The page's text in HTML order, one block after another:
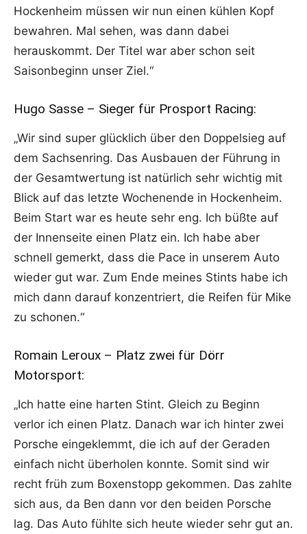
Hockenheim müssen wir nun einen kühlen Kopf
bewahren. Mal sehen, was dann dabei
herauskommt. Der Titel war aber schon seit
Saisonbeginn unser Ziel.“
Hugo Sasse – Sieger für Prosport Racing:
„Wir sind super glücklich über den Doppelsieg auf
dem Sachsenring. Das Ausbauen der Führung in
der Gesamtwertung ist natürlich sehr wichtig mit
Blick auf das letzte Wochenende in Hockenheim.
Beim Start war es heute sehr eng. Ich büßte auf
der Innenseite einen Platz ein. Ich habe aber
schnell gemerkt, dass die Pace in unserem Auto
wieder gut war. Zum Ende meines Stints habe ich
mich dann darauf konzentriert, die Reifen für Mike
zu schonen.“
Romain Leroux – Platz zwei für Dörr
Motorsport:
„Ich hatte eine harten Stint. Gleich zu Beginn
verlor ich einen Platz. Danach war ich hinter zwei
Porsche eingeklemmt, die ich auf der Geraden
einfach nicht überholen konnte. Somit sind wir
recht früh zum Boxenstopp gekommen. Das zahlte
sich aus, da Ben dann vor den beiden Porsche
lag. Das Auto fühlte sich heute wieder sehr gut an.